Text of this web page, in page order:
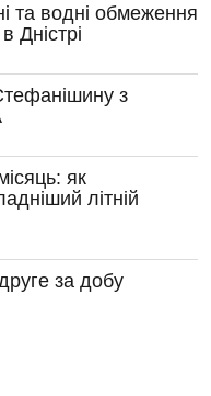
та водні обмеження
Дністрі
з
як
літній
за добу